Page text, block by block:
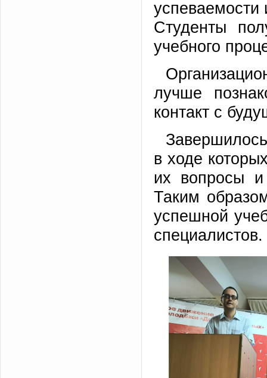
успеваемости
Студенты
учебного
лучше
контакт с
в ходе
их вопросы и
Таким
успешной
специалистов.